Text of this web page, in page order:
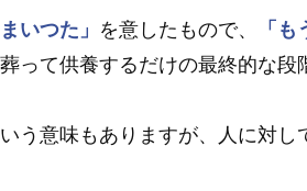
まいつた」 を意したもので、
「
って供養するだけの最終的な段
う意味もありますが、人に対